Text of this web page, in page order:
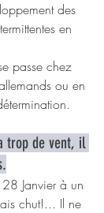
des
en
passe chez
ou en
trop de vent, il
chut!... Il ne